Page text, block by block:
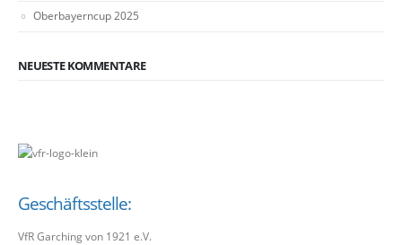
Oberbayerncup 2025
NEUESTE KOMMENTARE
Geschäftsstelle:
VfR Garching von 1921 e.V.